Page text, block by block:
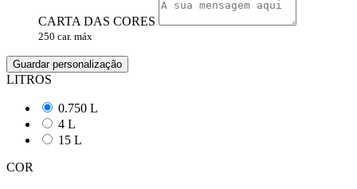
CARTA DAS CORES
250 car. máx
Guardar personalização
LITROS
0.750 L
4 L
15 L
COR